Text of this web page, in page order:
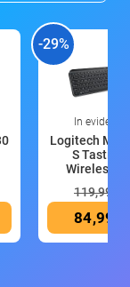
-29%
In evidenza
Logitech MX
S Tastiera
Wireless
119,99 €
84,99 €